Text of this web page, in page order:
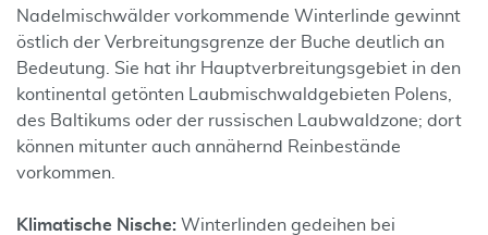
Nadelmischwälder vorkommende Winterlinde gewinnt
östlich der Verbreitungsgrenze der Buche deutlich an
Bedeutung. Sie hat ihr Hauptverbreitungsgebiet in den
kontinental getönten Laubmischwaldgebieten Polens,
des Baltikums oder der russischen Laubwaldzone; dort
können mitunter auch annähernd Reinbestände
vorkommen.
Klimatische Nische: Winterlinden gedeihen bei